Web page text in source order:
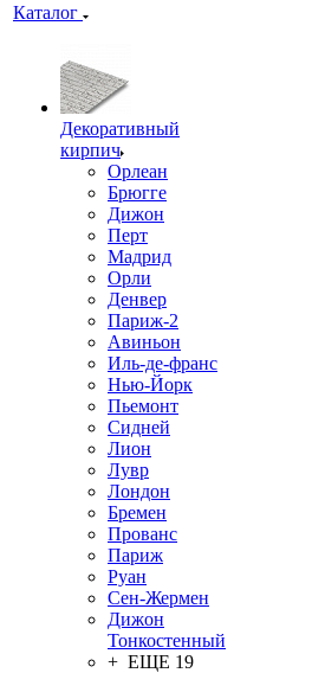
Каталог
Декоративный
кирпич
Орлеан
Брюгге
Дижон
Перт
Мадрид
Орли
Денвер
Париж-2
Авиньон
Иль-де-франс
Нью-Йорк
Пьемонт
Сидней
Лион
Лувр
Лондон
Бремен
Прованс
Париж
Руан
Сен-Жермен
Дижон
Тонкостенный
+ ЕЩЕ 19